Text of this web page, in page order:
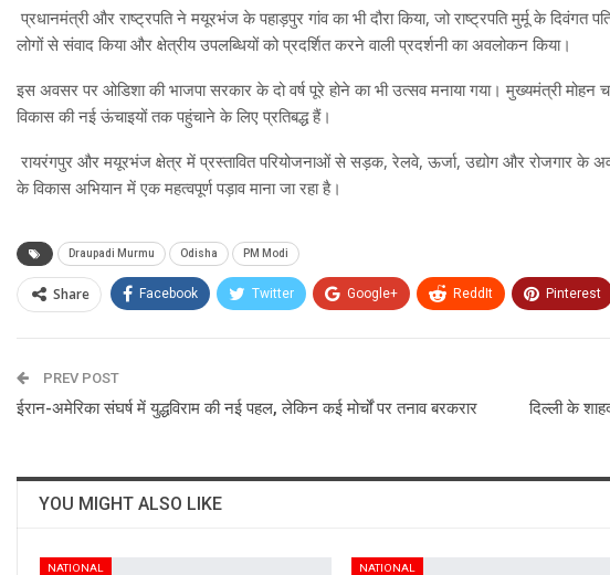
प्रधानमंत्री और राष्ट्रपति ने मयूरभंज के पहाड़पुर गांव का भी दौरा किया, जो राष्ट्रपति मुर्मू के दिवंगत
लोगों से संवाद किया और क्षेत्रीय उपलब्धियों को प्रदर्शित करने वाली प्रदर्शनी का अवलोकन किया।
इस अवसर पर ओडिशा की भाजपा सरकार के दो वर्ष पूरे होने का भी उत्सव मनाया गया। मुख्यमंत्री
विकास की नई ऊंचाइयों तक पहुंचाने के लिए प्रतिबद्ध हैं।
रायरंगपुर और मयूरभंज क्षेत्र में प्रस्तावित परियोजनाओं से सड़क, रेलवे, ऊर्जा, उद्योग और रोजगार के
के विकास अभियान में एक महत्वपूर्ण पड़ाव माना जा रहा है।
Draupadi Murmu Odisha PM Modi
Share Facebook Twitter Google+ ReddIt Pinterest
PREV POST
ईरान-अमेरिका संघर्ष में युद्धविराम की नई पहल, लेकिन कई मोर्चों पर तनाव बरकरार
दिल्ली के
YOU MIGHT ALSO LIKE
NATIONAL NATIONAL